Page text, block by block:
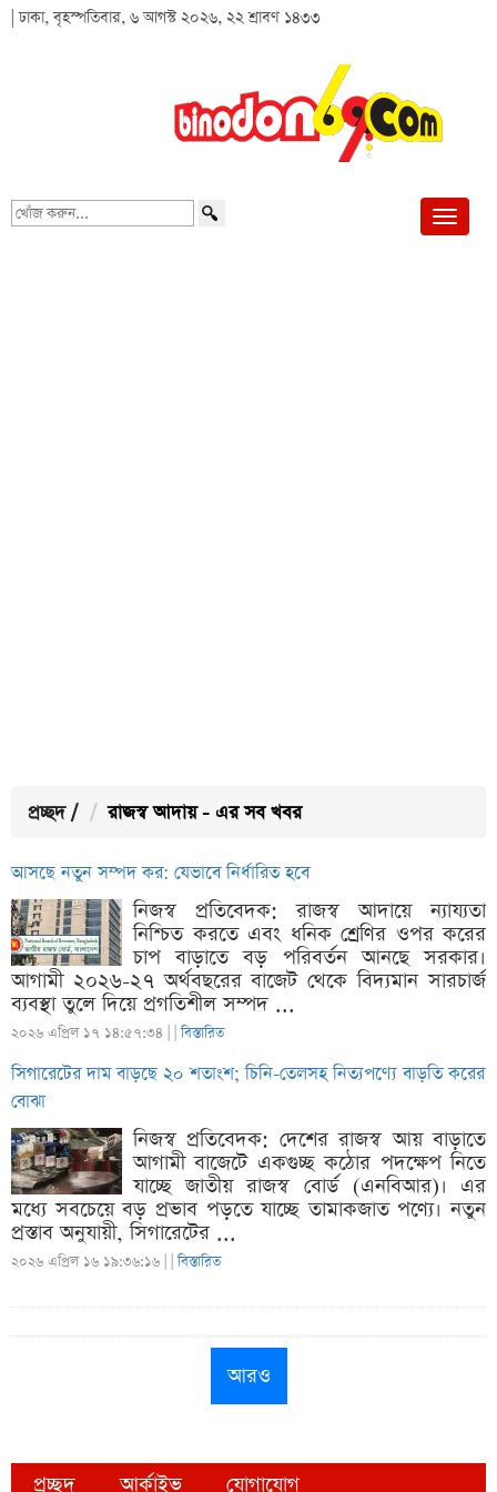
| ঢাকা, বৃহস্পতিবার, ৬ আগস্ট ২০২৬, ২২ শ্রাবণ ১৪৩৩
খোঁজ
প্রচ্ছদ / রাজস্ব আদায় - এর সব খবর
আসছে নতুন সম্পদ কর: যেভাবে নির্ধারিত হবে
নিজস্ব প্রতিবেদক: রাজস্ব আদায়ে ন্যায্যতা
নিশ্চিত করতে এবং ধনিক শ্রেণির ওপর করের
চাপ বাড়াতে বড় পরিবর্তন আনছে সরকার।
আগামী ২০২৬-২৭ অর্থবছরের বাজেট থেকে বিদ্যমান সারচার্জ
ব্যবস্থা তুলে দিয়ে প্রগতিশীল সম্পদ ...
২০২৬ এপ্রিল ১৭ ১৪:৫৭:৩৪ | |বিস্তারিত
সিগারেটের দাম বাড়ছে ২০ শতাংশ; চিনি-তেলসহ নিত্যপণ্যে বাড়তি করের
বোঝা
নিজস্ব প্রতিবেদক: দেশের রাজস্ব আয় বাড়াতে
আগামী বাজেটে একগুচ্ছ কঠোর পদক্ষেপ নিতে
যাচ্ছে জাতীয় রাজস্ব বোর্ড (এনবিআর)। এর
মধ্যে সবচেয়ে বড় প্রভাব পড়তে যাচ্ছে তামাকজাত পণ্যে। নতুন
প্রস্তাব অনুযায়ী, সিগারেটের ...
২০২৬ এপ্রিল ১৬ ১৯:৩৬:১৬ | |বিস্তারিত
আরও
প্রচ্ছদ আর্কাইভ যোগাযোগ